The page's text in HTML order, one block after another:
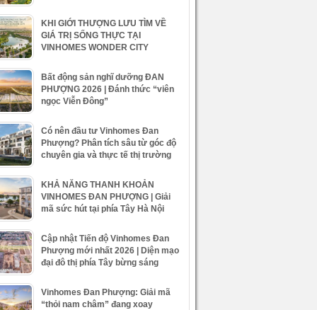
KHI GIỚI THƯỢNG LƯU TÌM VỀ
GIÁ TRỊ SỐNG THỰC TẠI
VINHOMES WONDER CITY
Bất động sản nghĩ dưỡng ĐAN
PHƯỢNG 2026 | Đánh thức “viên
ngọc Viễn Đông”
Có nên đầu tư Vinhomes Đan
Phượng? Phân tích sâu từ góc độ
chuyên gia và thực tế thị trường
KHẢ NĂNG THANH KHOẢN
VINHOMES ĐAN PHƯỢNG | Giải
mã sức hút tại phía Tây Hà Nội
Cập nhật Tiến độ Vinhomes Đan
Phượng mới nhất 2026 | Diện mạo
đại đô thị phía Tây bừng sáng
Vinhomes Đan Phượng: Giải mã
“thỏi nam châm” đang xoay